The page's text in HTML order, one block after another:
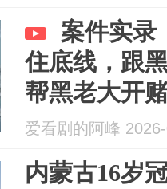
案件实录
住底线，跟
帮黑老大开
爱看剧的阿峰
内蒙古16岁